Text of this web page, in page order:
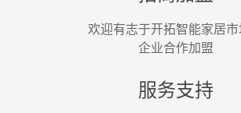
欢迎有志于开拓智能家居市
企业合作加盟
服务支持